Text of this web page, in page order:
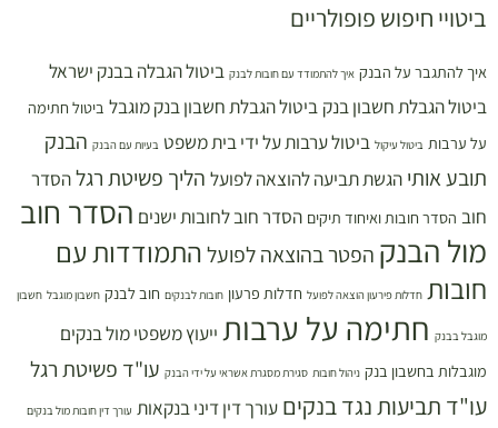
ביטויי חיפוש פופולריים
איך להתגבר על הבנק איך להתמודד עם חובות לבנק ביטול הגבלה בבנק ישראל
ביטול הגבלת חשבון בנק ביטול הגבלת חשבון בנק מוגבל ביטול חתימה
על ערבות ביטול עיקול ביטול ערבות על ידי בית משפט בעיות עם הבנק הבנק
תובע אותי הגשת תביעה להוצאה לפועל הליך פשיטת רגל הסדר
חוב הסדר חובות ואיחוד תיקים הסדר חוב לחובות ישנים הסדר חוב
מול הבנק הפטר בהוצאה לפועל התמודדות עם
חובות חדלות פירעון הוצאה לפועל חדלות פרעון חובות לבנקים חוב לבנק חשבון מוגבל חשבון
מוגבל בבנק חתימה על ערבות ייעוץ משפטי מול בנקים
מוגבלות בחשבון בנק ניהול חובות סגירת מסגרת אשראי על ידי הבנק עו"ד פשיטת רגל
עו"ד תביעות נגד בנקים עורך דין דיני בנקאות עורך דין חובות מול בנקים